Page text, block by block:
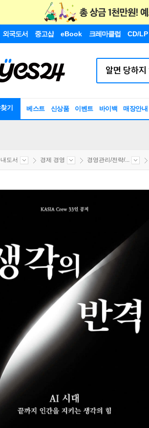
외국도서 중고샵 eBook 크레마클럽 CD/LP
기 베스트 신상품 이벤트 바이백 매장안내
도서 경제 경영 경영관리/전략/...